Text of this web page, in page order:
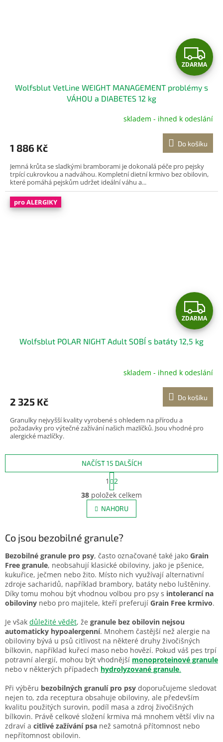
Z
D
A
R
M
A
ZDARMA
Wolfsblut VetLine WEIGHT MANAGEMENT problémy s
VÁHOU a DIABETES 12 kg
skladem - ihned k odeslání
1 886 Kč Do košíku
Jemná krůta se sladkými bramborami je dokonalá péče pro pejsky
trpící cukrovkou a nadváhou. Kompletní dietní krmivo bez obilovin,
které pomáhá pejskům udržet ideální váhu a...
pro ALERGIKY
Z
D
R
M
A
ZDARMA
Wolfsblut POLAR NIGHT Adult SOBÍ s batáty 12,5 kg
skladem - ihned k odeslání
2 325 Kč Do košíku
Granulky nejvyšší kvality vyrobené s ohledem na přírodu a
požadavky pro výtečné zažívání našich mazlíčků. Jsou vhodné pro
alergické mazlíčky.
O
v
l
á
a
í
p
r
v
k
y
ý
p
s
u
NAČÍST 15 DALŠÍCH
S
t
r
á
n
k
v
á
í
1
2
38 položek celkem
NAHORU
Co jsou bezobilné granule?
Bezobilné granule pro psy, často označované také jako Grain
Free granule, neobsahují klasické obiloviny, jako je pšenice,
kukuřice, ječmen nebo žito. Místo nich využívají alternativní
zdroje sacharidů, například brambory, batáty nebo luštěniny.
Díky tomu mohou být vhodnou volbou pro psy s intolerancí na
obiloviny nebo pro majitele, kteří preferují Grain Free krmivo.
Je však důležité vědět, že granule bez obilovin nejsou
automaticky hypoalergenní. Mnohem častější než alergie na
obiloviny bývá u psů citlivost na některé druhy živočišných
bílkovin, například kuřecí maso nebo hovězí. Pokud váš pes trpí
potravní alergií, mohou být vhodnější monoproteinové granule
nebo v některých případech hydrolyzované granule.
Při výběru bezobilných granulí pro psy doporučujeme sledovat
nejen to, zda receptura obsahuje obiloviny, ale především
kvalitu použitých surovin, podíl masa a zdroj živočišných
bílkovin. Právě celkové složení krmiva má mnohem větší vliv na
zdraví a citlivé zažívání psa než samotná přítomnost nebo
nepřítomnost obilovin.